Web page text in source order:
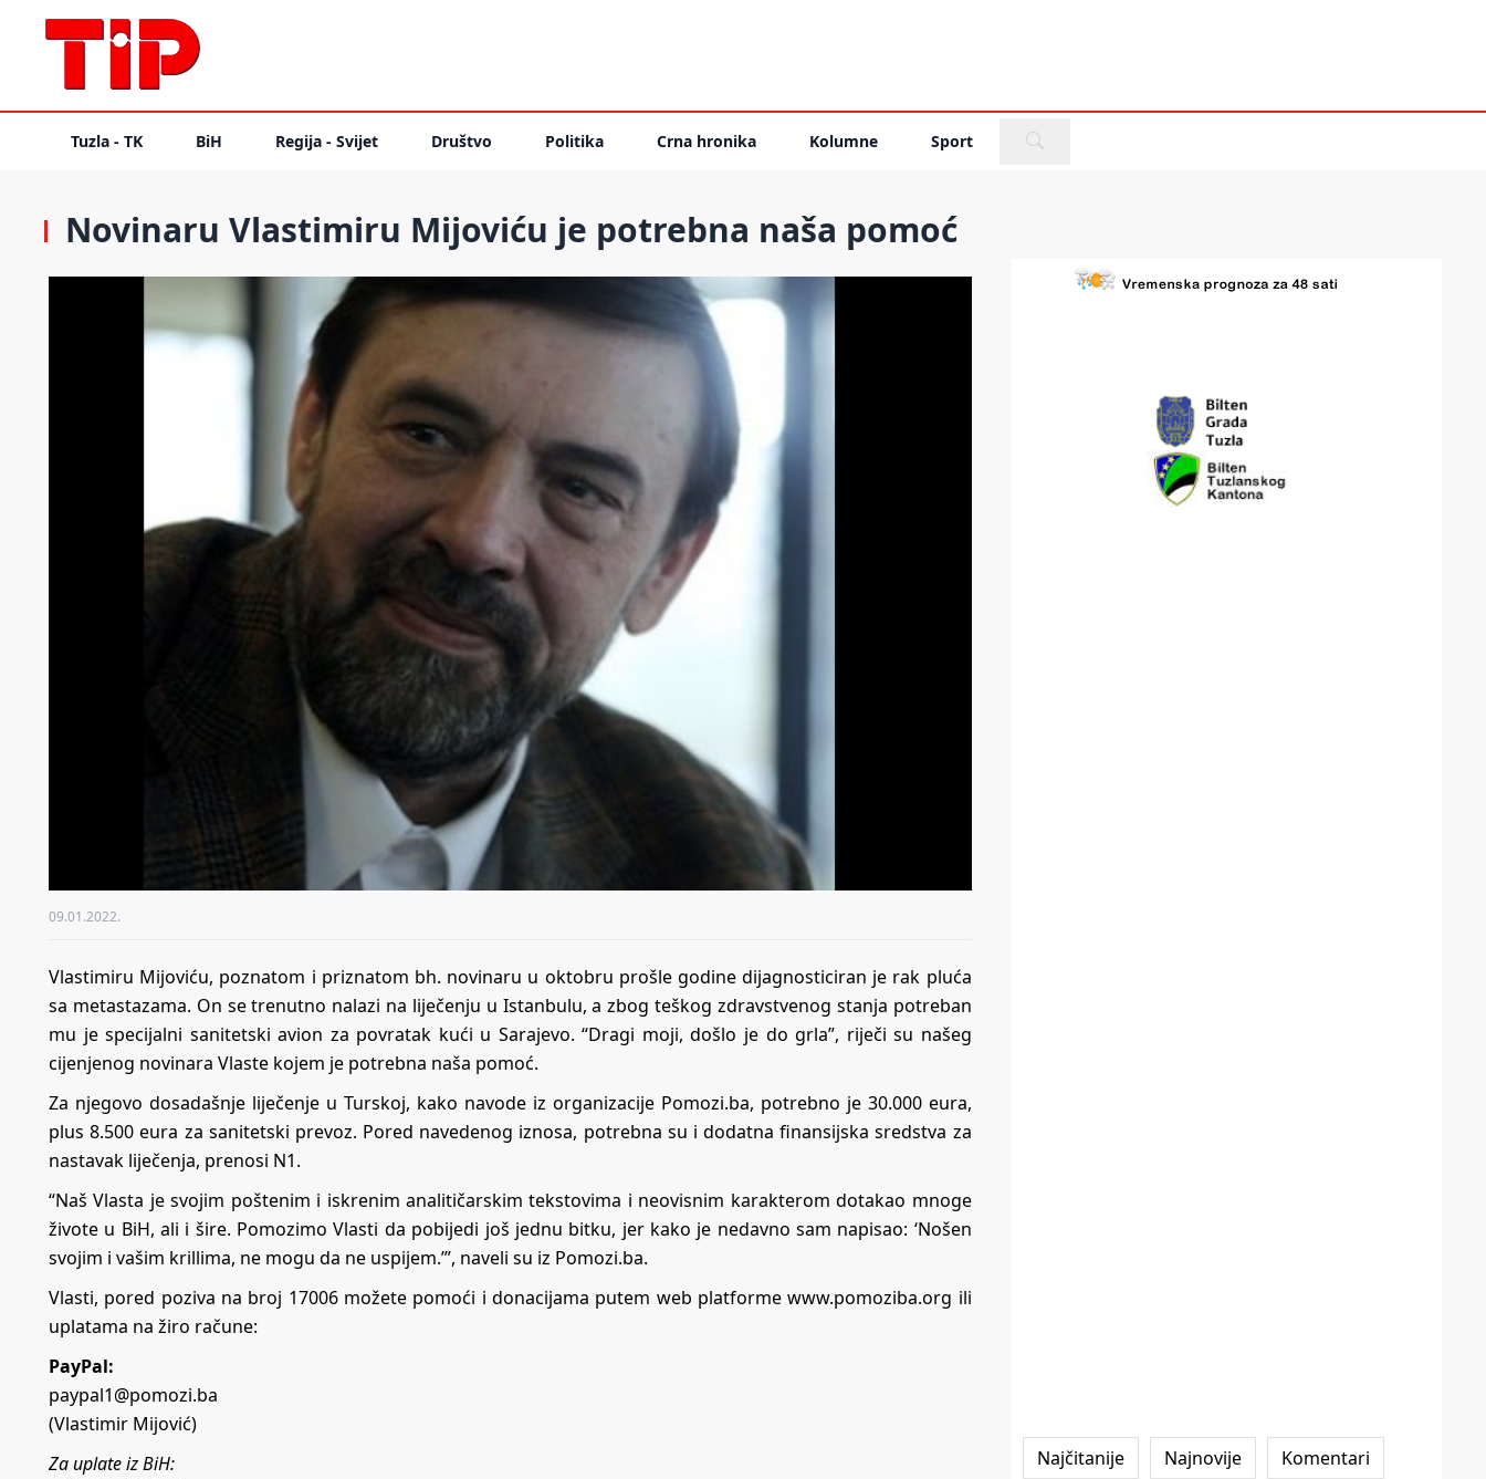
Tuzla - TK BiH Regija - Svijet Društvo Politika Crna hronika Kolumne Sport
Novinaru Vlastimiru Mijoviću je potrebna naša pomoć
09.01.2022.
Vlastimiru Mijoviću, poznatom i priznatom bh. novinaru u oktobru prošle godine dijagnosticiran je rak pluća
sa metastazama. On se trenutno nalazi na liječenju u Istanbulu, a zbog teškog zdravstvenog stanja potreban
mu je specijalni sanitetski avion za povratak kući u Sarajevo. “Dragi moji, došlo je do grla”, riječi su našeg
cijenjenog novinara Vlaste kojem je potrebna naša pomoć.
Za njegovo dosadašnje liječenje u Turskoj, kako navode iz organizacije Pomozi.ba, potrebno je 30.000 eura,
plus 8.500 eura za sanitetski prevoz. Pored navedenog iznosa, potrebna su i dodatna finansijska sredstva za
nastavak liječenja, prenosi N1.
“Naš Vlasta je svojim poštenim i iskrenim analitičarskim tekstovima i neovisnim karakterom dotakao mnoge
živote u BiH, ali i šire. Pomozimo Vlasti da pobijedi još jednu bitku, jer kako je nedavno sam napisao: ‘Nošen
svojim i vašim krillima, ne mogu da ne uspijem.’”, naveli su iz Pomozi.ba.
Vlasti, pored poziva na broj 17006 možete pomoći i donacijama putem web platforme www.pomoziba.org ili
uplatama na žiro račune:
PayPal:
paypal1@pomozi.ba
(Vlastimir Mijović)
Za uplate iz BiH:
Najčitanije Najnovije Komentari